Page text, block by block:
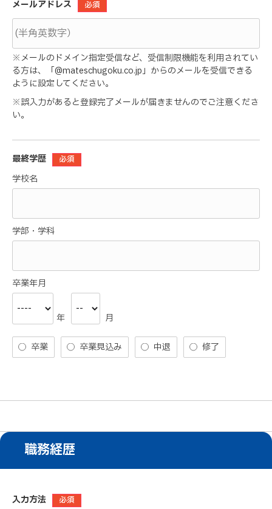
メールアドレス 必須
※メールのドメイン指定受信など、受信制限機能を利用されてい
る方は、「@mateschugoku.co.jp」からのメールを受信できる
ように設定してください。
※誤入力があると登録完了メールが届きませんのでご注意くださ
い。
最終学歴 必須
学校名
学部・学科
卒業年月
年 月
卒業 卒業見込み 中退 修了
職務経歴
入力方法 必須